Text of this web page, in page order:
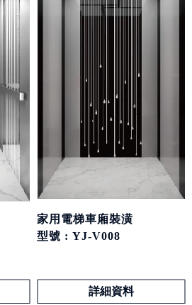
家用電梯車廂裝潢
型號 : YJ-V008
詳細資料